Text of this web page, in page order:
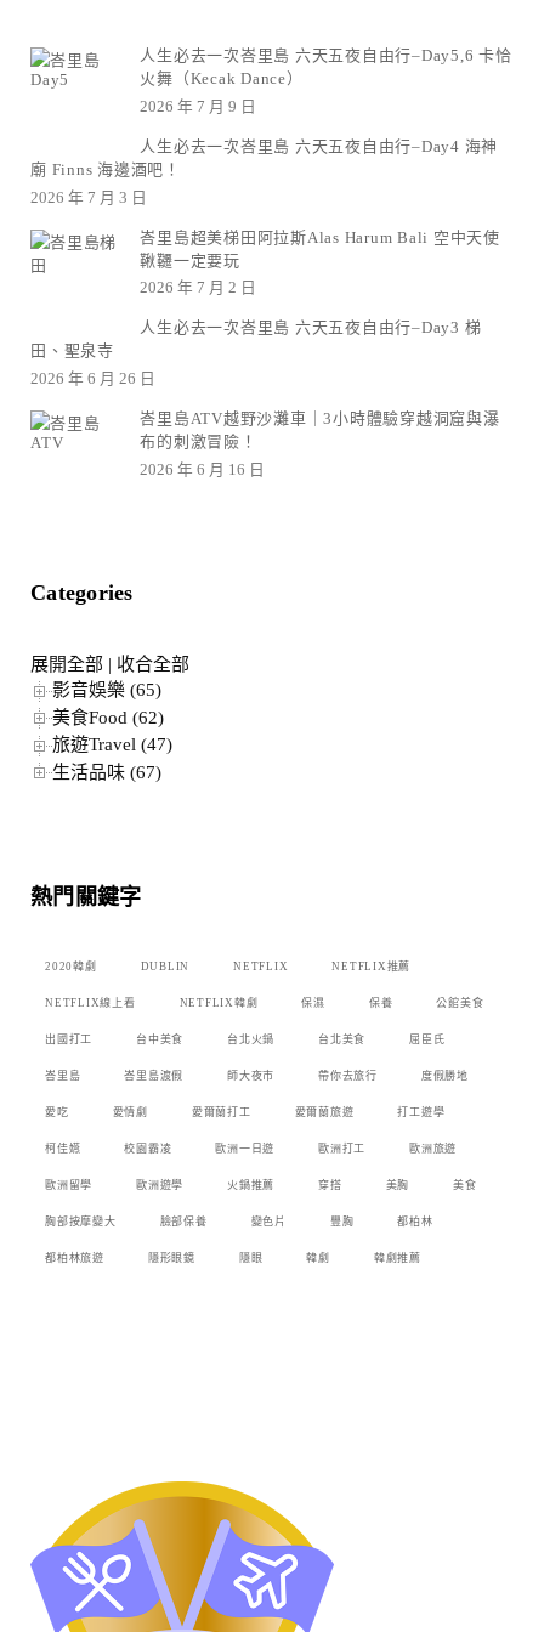
人生必去一次峇里島 六天五夜自由行–Day5,6 卡恰
火舞（Kecak Dance）
2026 年 7 月 9 日
人生必去一次峇里島 六天五夜自由行–Day4 海神
廟 Finns 海邊酒吧！
2026 年 7 月 3 日
峇里島超美梯田阿拉斯Alas Harum Bali 空中天使
鞦韆一定要玩
2026 年 7 月 2 日
人生必去一次峇里島 六天五夜自由行–Day3 梯
田、聖泉寺
2026 年 6 月 26 日
峇里島ATV越野沙灘車｜3小時體驗穿越洞窟與瀑
布的刺激冒險！
2026 年 6 月 16 日
Categories
展開全部 | 收合全部
影音娛樂 (65)
美食Food (62)
旅遊Travel (47)
生活品味 (67)
熱門關鍵字
2020韓劇 DUBLIN NETFLIX NETFLIX推薦
NETFLIX線上看 NETFLIX韓劇 保濕 保養 公館美食
出國打工 台中美食 台北火鍋 台北美食 屈臣氏
峇里島 峇里島渡假 師大夜市 帶你去旅行 度假勝地
愛吃 愛情劇 愛爾蘭打工 愛爾蘭旅遊 打工遊學
柯佳嬿 校園霸凌 歐洲一日遊 歐洲打工 歐洲旅遊
歐洲留學 歐洲遊學 火鍋推薦 穿搭 美胸 美食
胸部按摩變大 臉部保養 變色片 豐胸 都柏林
都柏林旅遊 隱形眼鏡 隱眼 韓劇 韓劇推薦